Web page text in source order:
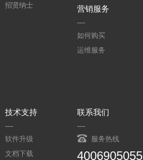
招贤纳士
营销服务
如何购买
运维服务
技术支持
软件升级
文档下载
联系我们
服务热线
4006905055